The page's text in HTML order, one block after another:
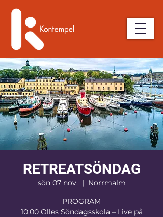
RETREATSÖNDAG
sön 07 nov.
  |
Norrmalm
PROGRAM
10.00 Olles Söndagsskola – Live på